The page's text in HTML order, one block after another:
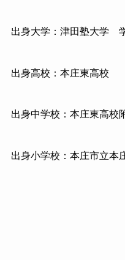
出身大学：津田塾大学
出身高校：本庄東高校
出身中学校：本庄東高校
出身小学校：本庄市立本